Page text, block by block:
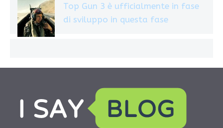
Top Gun 3 è ufficialmente in fase
di sviluppo in questa fase